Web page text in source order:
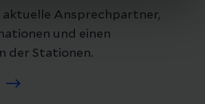
aktuelle Ansprechpartner,
und einen
der Stationen.